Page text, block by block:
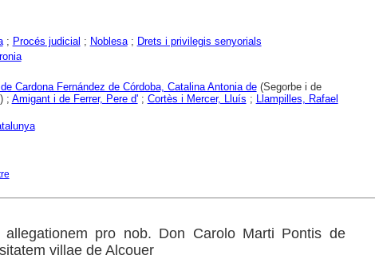
; Procés judicial ; Noblesa; Drets i privilegis senyorials
Cardona Fernández de Córdoba, Catalina Antonia de(Segorbe i de
; Amigant i de Ferrer, Pere d'; Cortès i Mercer, Lluís ;
Llampilles, Rafael
pro nob. Don Carolo Marti Pontis de
villae de Alcouer